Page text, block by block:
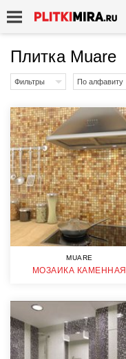
Плитка Muare
Фильтры По алфавиту
MUARE
МОЗАИКА КАМЕННАЯ